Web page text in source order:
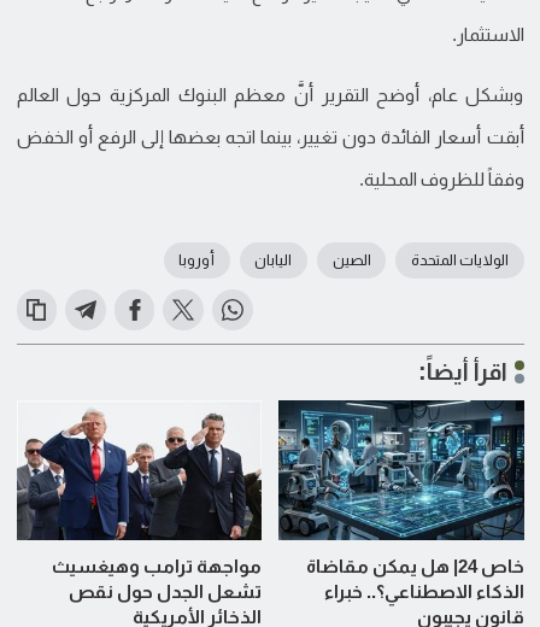
الاستثمار.
وبشكل عام، أوضح التقرير أنَّ معظم البنوك المركزية حول العالم
أبقت أسعار الفائدة دون تغيير، بينما اتجه بعضها إلى الرفع أو الخفض
وفقاً للظروف المحلية.
الولايات المتحدة الصين اليابان أوروبا
اقرأ أيضاً:
خاص 24| هل يمكن مقاضاة
الذكاء الاصطناعي؟.. خبراء
قانون يجيبون
مواجهة ترامب وهيغسيث
تشعل الجدل حول نقص
الذخائر الأمريكية